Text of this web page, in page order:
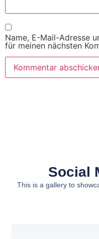
Name, E-Mail-Adresse
für meinen nächsten
Social
This is a gallery to